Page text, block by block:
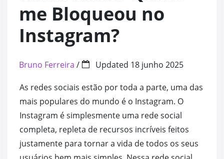
Comentários Instagram
Instagram Outros
Comentários TikTok
Compartilhamentos TikTok
Curtidas em Comentários no
Salvos TikTok
Comentários YouTube
Visualizações em Live
Ganhar Inscritos no
Curtidas para
Visualizações no
Curtidas no
Itens
Votos
me Bloqueou no
Instagram?
Bruno Ferreira / Updated 18 junho 2025
As redes sociais estão por toda a parte, uma das
mais populares do mundo é o Instagram. O
Instagram é simplesmente uma rede social
completa, repleta de recursos incríveis feitos
justamente para tornar a vida de todos os seus